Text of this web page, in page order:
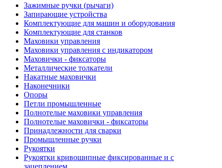
Зажимные ручки (рычаги)
Запирающие устройства
Комплектующие для машин и оборудования
Комплектующие для станков
Маховики управления
Маховики управления с индикатором
Маховички - фиксаторы
Металлические толкатели
Накатные маховички
Наконечники
Опоры
Петли промышленные
Полнотелые маховики управления
Полнотелые маховички - фиксаторы
Принадлежности для сварки
Промышленные ручки
Рукоятки
Рукоятки кривошипные фиксированные и с
зацеплением